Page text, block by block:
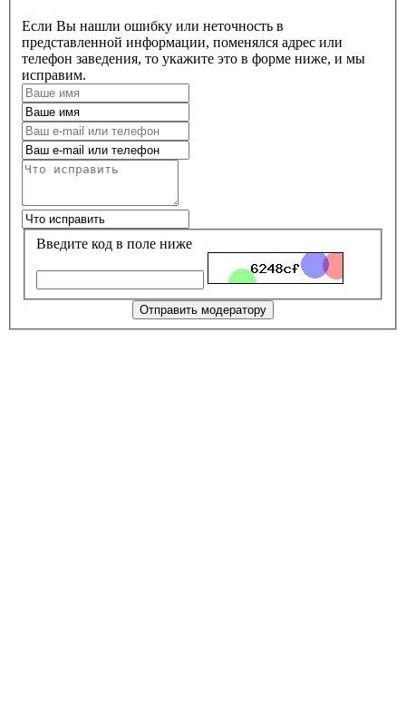
Если Вы нашли ошибку или неточность в
представленной информации, поменялся адрес или
телефон заведения, то укажите это в форме ниже, и мы
исправим.
Введите код в поле ниже
Отправить модератору